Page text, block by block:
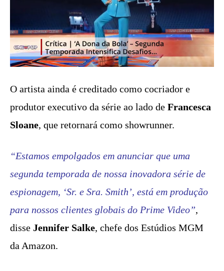
O artista ainda é creditado como cocriador e
produtor executivo da série ao lado de Francesca
Sloane, que retornará como showrunner.
“Estamos empolgados em anunciar que uma
segunda temporada de nossa inovadora série de
espionagem, ‘Sr. e Sra. Smith’, está em produção
para nossos clientes globais do Prime Video”,
disse Jennifer Salke, chefe dos Estúdios MGM
da Amazon.